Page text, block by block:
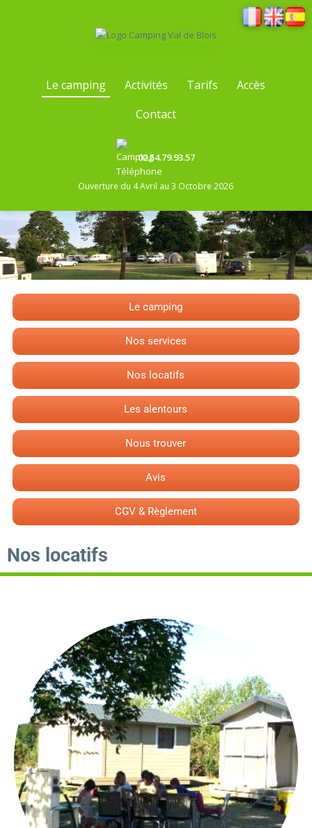
Le camping Activités Tarifs
Accès
Contact
02.54.79.93.57
Ouverture du 4 Avril au 3 Octobre 2026
Le camping
Nos services
Nos locatifs
Les alentours
Nous trouver
Avis
CGV & Règlement
Nos locatifs